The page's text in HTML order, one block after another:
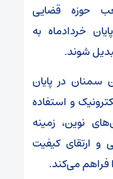
حوزه قضایی
خردادماه به
شوند.
در پایان
و استفاده
نوین، زمینه
و ارتقای کیفیت
فراهم می‌کند.